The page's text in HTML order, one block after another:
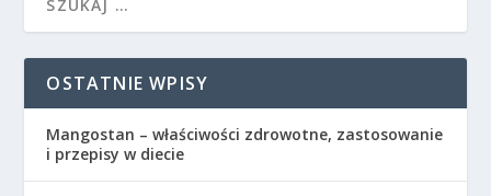
OSTATNIE WPISY
Mangostan – właściwości zdrowotne, zastosowanie
i przepisy w diecie